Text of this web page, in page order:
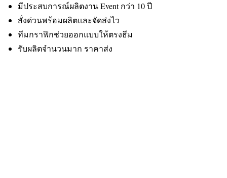
มีประสบการณ์ผลิตงาน Event กว่า 10 ปี
สั่งด่วนพร้อมผลิตและจัดส่งไว
ทีมกราฟิกช่วยออกแบบให้ตรงธีม
รับผลิตจำนวนมาก ราคาส่ง